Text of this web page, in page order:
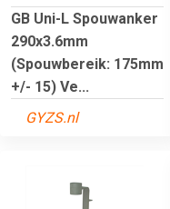
GB Uni-L Spouwanker
290x3.6mm
(Spouwbereik: 175mm
+/- 15) Ve...
GYZS.nl